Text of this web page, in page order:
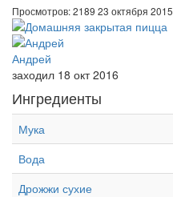
Просмотров: 2189 23 октября 2015
Андрей
заходил 18 окт 2016
Ингредиенты
Мука
Вода
Дрожжи сухие